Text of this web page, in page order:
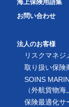
海上保険用語集
お問い合わせ
法人のお客様
リスクマネジ
取り扱い保険
SOINS
（外航貨物海
保険最適化サ